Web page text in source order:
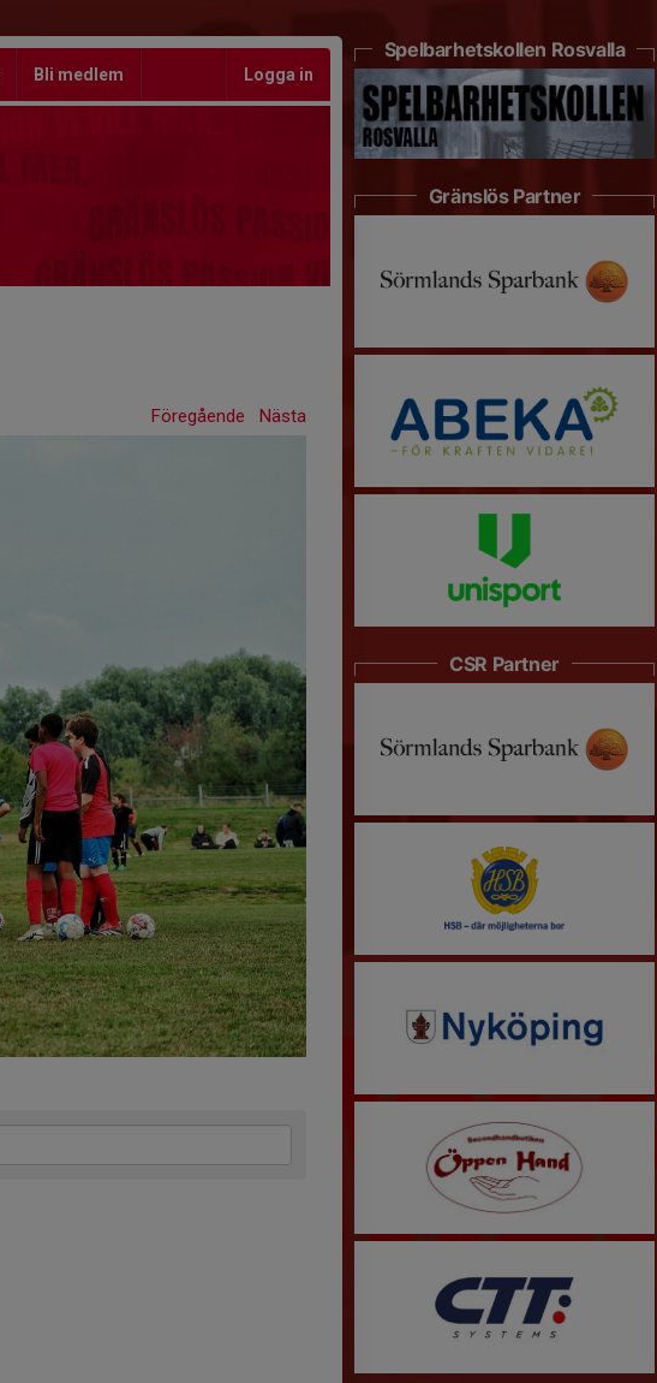
Bli medlem Logga in
Föregående Nästa
Spelbarhetskollen Rosvalla
Gränslös Partner
CSR Partner